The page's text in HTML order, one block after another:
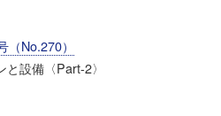
No.270）
設備〈Part-2〉